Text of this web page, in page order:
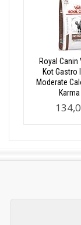
Royal Canin
Kot Gastro
Moderate